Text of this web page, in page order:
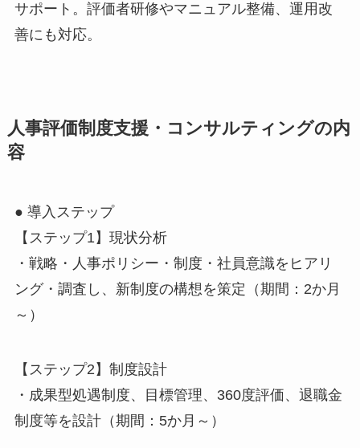
サポート。評価者研修やマニュアル整備、運用改
善にも対応。
人事評価制度支援・コンサルティングの内
容
● 導入ステップ
【ステップ1】現状分析
・戦略・人事ポリシー・制度・社員意識をヒアリ
ング・調査し、新制度の構想を策定（期間：2か月
～）
【ステップ2】制度設計
・成果型処遇制度、目標管理、360度評価、退職金
制度等を設計（期間：5か月～）